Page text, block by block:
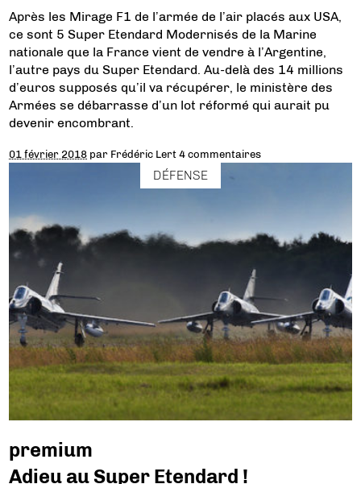
Après les Mirage F1 de l’armée de l’air placés aux USA,
ce sont 5 Super Etendard Modernisés de la Marine
nationale que la France vient de vendre à l’Argentine,
l’autre pays du Super Etendard. Au-delà des 14 millions
d’euros supposés qu’il va récupérer, le ministère des
Armées se débarrasse d’un lot réformé qui aurait pu
devenir encombrant.
01 février 2018 par Frédéric Lert 4 commentaires
DÉFENSE
premium
Adieu au Super Etendard !